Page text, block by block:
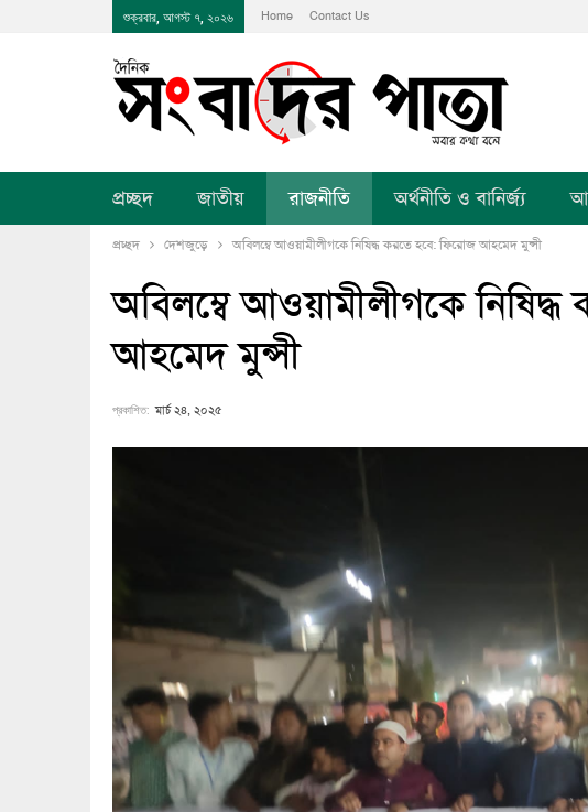
শুক্রবার, আগস্ট ৭, ২০২৬ Home Contact Us
প্রচ্ছদ জাতীয় রাজনীতি অর্থনীতি ও বানির্জ্য
প্রচ্ছদ দেশজুড়ে অবিলম্বে আওয়ামীলীগকে নিষিদ্ধ করতে হবে: ফিরোজ আহমেদ মুন্সী
অবিলম্বে আওয়ামীলীগকে
আহমেদ মুন্সী
প্রকাশিত: মার্চ ২৪, ২০২৫